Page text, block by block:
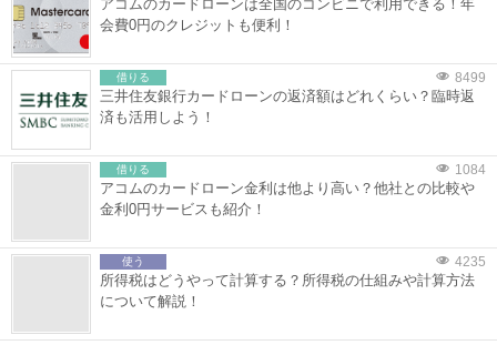
アコムのカードローンは全国のコンビニで利用できる！年
会費0円のクレジットも便利！
借りる 8499
三井住友銀行カードローンの返済額はどれくらい？臨時返
済も活用しよう！
借りる 1084
アコムのカードローン金利は他より高い？他社との比較や
金利0円サービスも紹介！
使う 4235
所得税はどうやって計算する？所得税の仕組みや計算方法
について解説！